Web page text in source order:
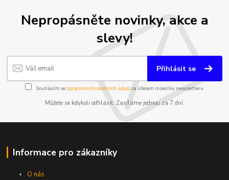
Nepropásněte novinky, akce a
slevy!
Přihlásit se
Souhlasím se zpracováním osobních údajůza účelem rozesílky newsletteru.
Můžete se kdykoli odhlásit. Zasíláme jednou za 7 dní.
Informace pro zákazníky
O nás